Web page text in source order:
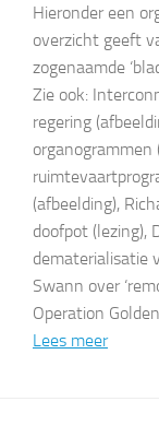
Hieronder een
overzicht geeft
zogenaamde
Zie ook:
regering
organogrammen
(afbeelding),
doofpot (lezing),
dematerialisatie
Swann over
Operation
Lees meer